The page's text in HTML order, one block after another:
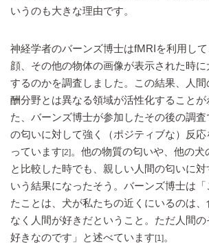
いうのも大きな理由です。
神経学者のバーンズ博士はfMRIを利用し
顔、その他の物体の画像が表示された時
するのかを調査しました。この結果、人
酬分野とは異なる領域が活性化することが
た、バーンズ博士が参加したその後の調
の匂いに対して強く（ポジティブな）反
っています[2]。他の物質の匂いや、他の
と比較した時でも、親しい人間の匂いに対
いう結果になったそう。バーンズ博士は
たことは、犬が私たちの近くにいるのは
なく人間が好きだということ。ただ人間
好きなのです」と述べています[1]。